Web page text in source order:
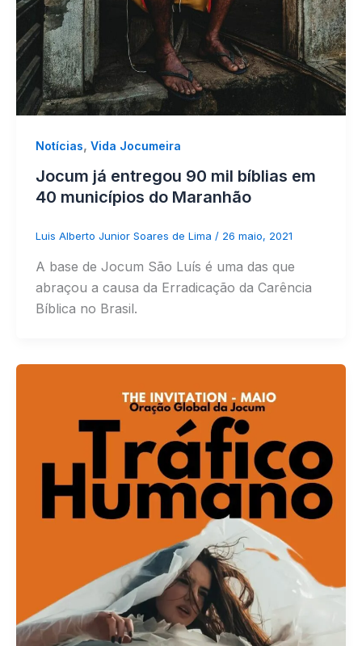
Notícias, Vida Jocumeira
Jocum já entregou 90 mil bíblias em
40 municípios do Maranhão
Luis Alberto Junior Soares de Lima / 26 maio, 2021
A base de Jocum São Luís é uma das que
abraçou a causa da Erradicação da Carência
Bíblica no Brasil.